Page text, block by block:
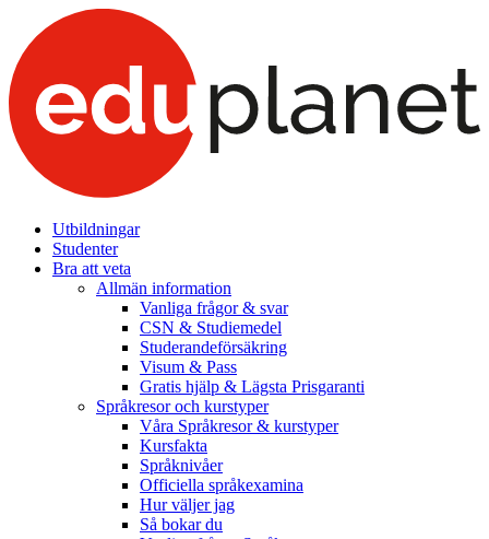
Utbildningar
Studenter
Bra att veta
Allmän information
Vanliga frågor & svar
CSN & Studiemedel
Studerandeförsäkring
Visum & Pass
Gratis hjälp & Lägsta Prisgaranti
Språkresor och kurstyper
Våra Språkresor & kurstyper
Kursfakta
Språknivåer
Officiella språkexamina
Hur väljer jag
Så bokar du